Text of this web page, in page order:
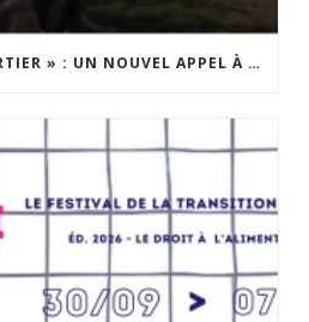
« INSPIRONS LE QUARTIER » : UN NOUVEL APPEL À PROJETS EST LANCÉ !